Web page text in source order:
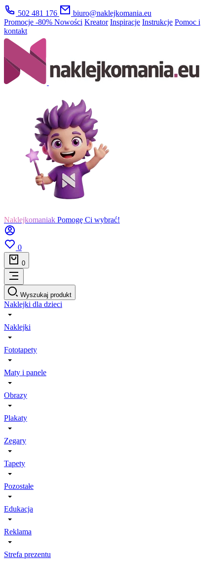
502 481 176
biuro@naklejkomania.eu
Promocje -80% Nowości Kreator Inspiracje Instrukcje Pomoc i
kontakt
Naklejkomaniak Pomogę Ci wybrać!
0
0
Wyszukaj produkt
Naklejki dla dzieci
Naklejki
Fototapety
Maty i panele
Obrazy
Plakaty
Zegary
Tapety
Pozostałe
Edukacja
Reklama
Strefa prezentu